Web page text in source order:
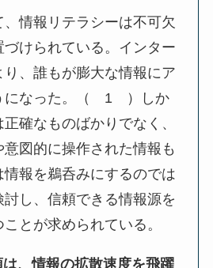
情報リテラシーは不可欠
けられている。インター
、誰もが膨大な情報にア
になった。（ 1 ）しか
確なものばかりでなく、
図的に操作された情報も
報を鵜呑みにするのでは
し、信頼できる情報源を
とが求められている。
、情報の拡散速度を飛躍